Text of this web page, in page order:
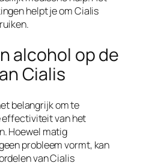
helpt je om Cialis
alcohol op de
Cialis
belangrijk om te
effectiviteit van het
Hoewel matig
probleem vormt, kan
van Cialis